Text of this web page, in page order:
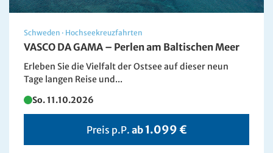
Schweden · Hochseekreuzfahrten
VASCO DA GAMA – Perlen am Baltischen Meer
Erleben Sie die Vielfalt der Ostsee auf dieser neun
Tage langen Reise und...
So. 11.10.2026
Preis p.P. ab 1.099 €